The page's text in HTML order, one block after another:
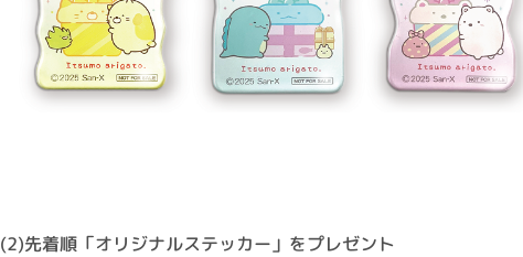
(2)先着順「オリジナルステッカー」をプレゼント